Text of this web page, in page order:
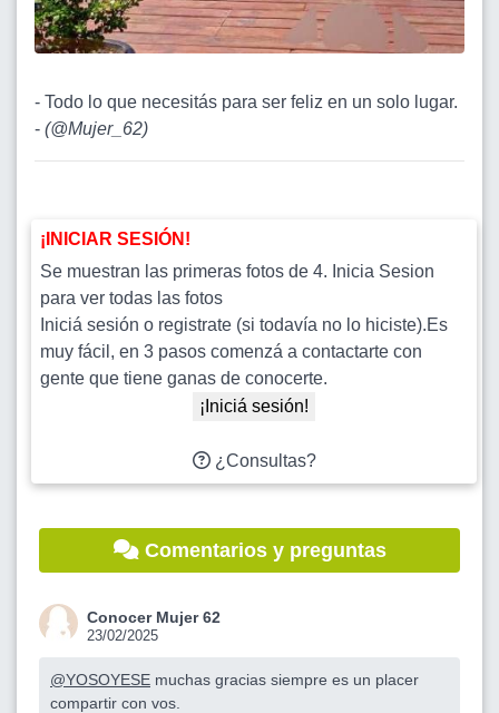
- Todo lo que necesitás para ser feliz en un solo lugar.
- (@Mujer_62)
¡INICIAR SESIÓN!
Se muestran las primeras fotos de 4. Inicia Sesion
para ver todas las fotos
Iniciá sesión o registrate (si todavía no lo hiciste).Es
muy fácil, en 3 pasos comenzá a contactarte con
gente que tiene ganas de conocerte.
¡Iniciá sesión!
¿Consultas?
Comentarios y preguntas
Conocer Mujer 62
23/02/2025
@YOSOYESE muchas gracias siempre es un placer
compartir con vos.